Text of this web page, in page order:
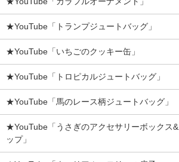
★YouTube「トランプジュートバッグ」
★YouTube「いちごのクッキー缶」
★YouTube「トロピカルジュートバッグ」
★YouTube「馬のレース柄ジュートバッグ」
★YouTube「うさぎのアクセサリーボックス
ップ」